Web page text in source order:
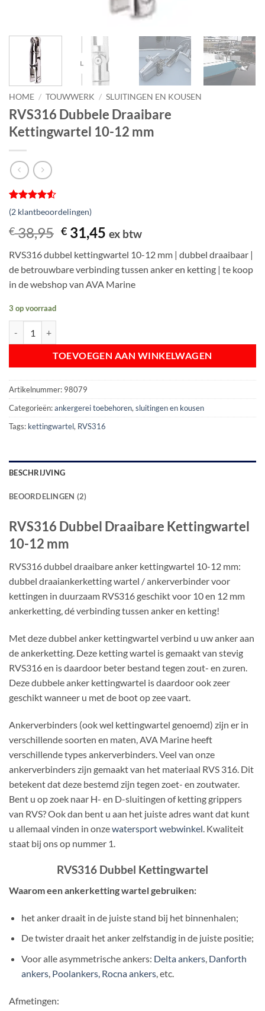
HOME / TOUWWERK / SLUITINGEN EN KOUSEN
RVS316 Dubbele Draaibare
Kettingwartel 10-12 mm
Gewaardeerd
4.5op 5
gebaseerd
op
2
(2 klantbeoordelingen)
€38,95 Oorspronkelijke
prijs
was:
€ 38,95.
€ 31,45 Huidige
is:
€ 31,45.
ex btw
RVS316 dubbel kettingwartel 10-12 mm | dubbel draaibaar |
de betrouwbare verbinding tussen anker en ketting | te koop
in de webshop van AVA Marine
3 op voorraad
TOEVOEGEN AAN WINKELWAGEN
Artikelnummer: 98079
Categorieën:ankergerei toebehoren, sluitingen en kousen
Tags: kettingwartel, RVS316
BESCHRIJVING
BEOORDELINGEN (2)
RVS316 Dubbel Draaibare Kettingwartel
10-12 mm
RVS316 dubbel draaibare anker kettingwartel 10-12 mm:
dubbel draaiankerketting wartel / ankerverbinder voor
kettingen in duurzaam RVS316 geschikt voor 10 en 12 mm
ankerketting, dé verbinding tussen anker en ketting!
Met deze dubbel anker kettingwartel verbind u uw anker aan
de ankerketting. Deze ketting wartel is gemaakt van stevig
RVS316 en is daardoor beter bestand tegen zout- en zuren.
Deze dubbele anker kettingwartel is daardoor ook zeer
geschikt wanneer u met de boot op zee vaart.
Ankerverbinders (ook wel kettingwartel genoemd) zijn er in
verschillende soorten en maten, AVA Marine heeft
verschillende types ankerverbinders. Veel van onze
ankerverbinders zijn gemaakt van het materiaal RVS 316. Dit
betekent dat deze bestemd zijn tegen zoet- en zoutwater.
Bent u op zoek naar H- en D-sluitingen of ketting grippers
van RVS? Ook dan bent u aan het juiste adres want dat kunt
u allemaal vinden in onzewatersport webwinkel . Kwaliteit
staat bij ons op nummer 1.
RVS316 Dubbel Kettingwartel
Waarom een ankerketting wartel gebruiken:
het anker draait in de juiste stand bij het binnenhalen;
De twister draait het anker zelfstandig in de juiste positie;
Voor alle asymmetrische ankers: Delta ankers, Danforth
ankers, Poolankers, Rocna ankers, etc.
Afmetingen: